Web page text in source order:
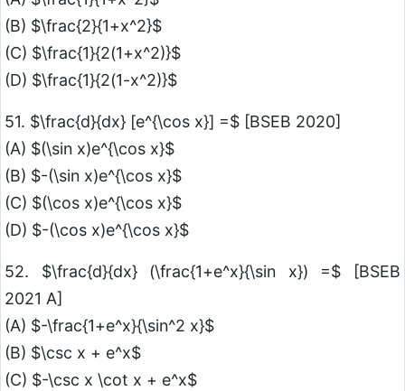
(B) $\frac{2}{1+x^2}$
(C) $\frac{1}{2(1+x^2)}$
(D) $\frac{1}{2(1-x^2)}$
51. $\frac{d}{dx} [e^{\cos x}] =$ [BSEB 2020]
(A) $(\sin x)e^{\cos x}$
(B) $-(\sin x)e^{\cos x}$
(C) $(\cos x)e^{\cos x}$
(D) $-(\cos x)e^{\cos x}$
52. $\frac{d}{dx} (\frac{1+e^x}{\sin x}) =$ [BSEB
2021 A]
(A) $-\frac{1+e^x}{\sin^2 x}$
(B) $\csc x + e^x$
(C) $-\csc x \cot x + e^x$